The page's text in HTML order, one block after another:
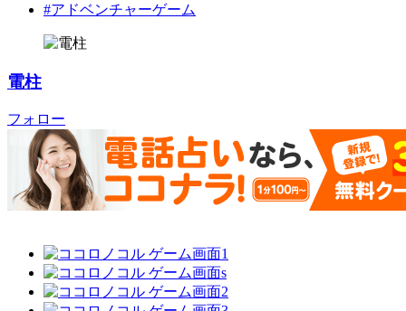
#アドベンチャーゲーム
電柱
フォロー